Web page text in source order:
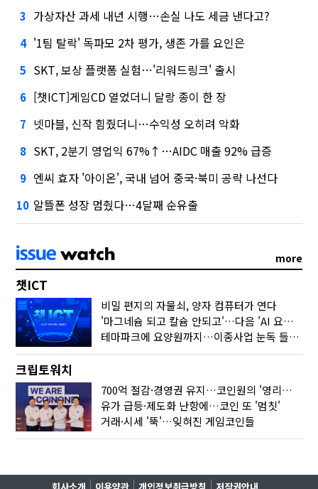
3 가상자산 과세 내년 시행…손실 나도 세금 낸다고?
4 '1팀 탈락' 독파모 2차 평가, 생존 가를 요인은
5 SKT, 보상 플랫폼 실험…'리워드링크' 출시
6 [챗ICT]게임CD 열었더니 달랑 종이 한 장
7 넷마블, 신작 힘줬더니…수익성 오히려 악화
8 SKT, 2분기 영업익 67%↑…AIDC 매출 92% 급증
9 엔씨 효자 '아이온', 국내 넘어 중국·북미 공략 나선다
10 알뜰폰 성장 멈췄다…4달째 순유출
more
챗ICT
비밀 편지의 자물쇠, 양자 컴퓨터가 연다
'마그네슘 되고 칼슘 안되고'…다음 'AI 요약' 갈 길은
테마파크에 요양원까지…이종사업 눈독 들이는 게임사
크립토워치
700억 절감·경영권 유지…코인원의 '영리한 딜'
유가 급등·제도화 난항에…코인 또 '멈칫'
거래·시세 '뚝'…잊혀진 게임코인들